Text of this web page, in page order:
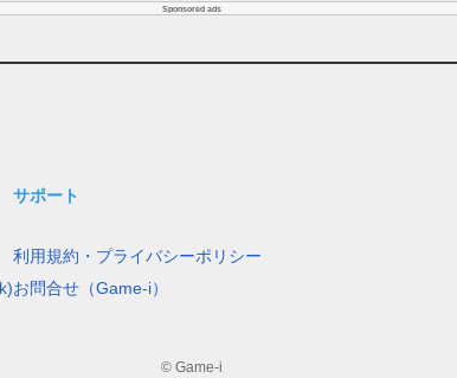
Sponsored ads
サポート
利用規約・プライバシーポリシー
お問合せ（Game-i）
© Game-i